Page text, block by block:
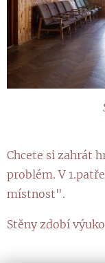
Chcete si zahrát
problém. V
místnost".
Stěny zdobí